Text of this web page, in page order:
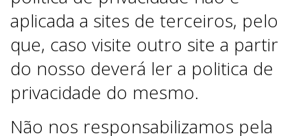
aplicada a sites de terceiros, pelo
que, caso visite outro site a partir
do nosso deverá ler a politica de
privacidade do mesmo.
Não nos responsabilizamos pela